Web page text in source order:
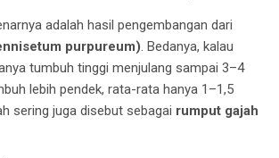
adalah hasil pengembangan dari
purpureum). Bedanya, kalau
tumbuh tinggi menjulang sampai 3–4
lebih pendek, rata-rata hanya 1–1,5
sering juga disebut sebagai rumput gajah